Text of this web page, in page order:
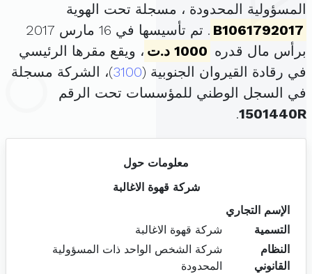
المسؤولية المحدودة ، مسجلة تحت الهوية
B1061792017
. تم تأسيسها في 16 مارس 2017
برأس مال قدره 1000 د.ت
، ويقع مقرها الرئيسي
في رقادة القيروان الجنوبية (3100)، الشركة مسجلة
في السجل الوطني للمؤسسات تحت الرقم
1501440R
.
معلومات حول
شركة قهوة الاغالبة
الإسم التجاري
التسمية
شركة قهوة الاغالبة
النظام
القانوني
شركة الشخص الواحد ذات المسؤولية
المحدودة